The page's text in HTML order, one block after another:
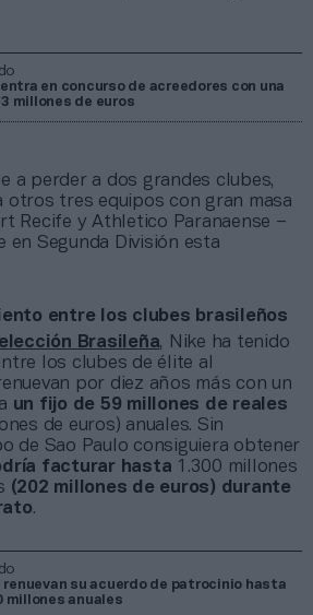
en concurso de acreedores con una
millones de euros
a perder a dos grandes clubes,
otros tres equipos con gran masa
Recife y Athletico Paranaense –
en Segunda División esta
entre los clubes brasileños
Brasileña, Nike ha tenido
los clubes de élite al
por diez años más con un
un fijo de 59 millones de reales
de euros) anuales. Sin
de Sao Paulo consiguiera obtener
facturar hasta 1.300 millones
(202 millones de euros) durante
.
renuevan su acuerdo de patrocinio hasta
millones anuales